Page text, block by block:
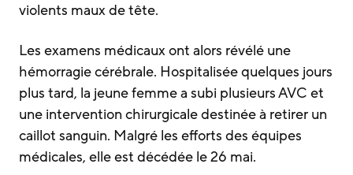
violents maux de tête.
Les examens médicaux ont alors révélé une
hémorragie cérébrale. Hospitalisée quelques jours
plus tard, la jeune femme a subi plusieurs AVC et
une intervention chirurgicale destinée à retirer un
caillot sanguin. Malgré les efforts des équipes
médicales, elle est décédée le 26 mai.